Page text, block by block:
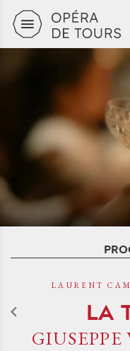
Aller au
LAURENT
LA
GIUSEPPE